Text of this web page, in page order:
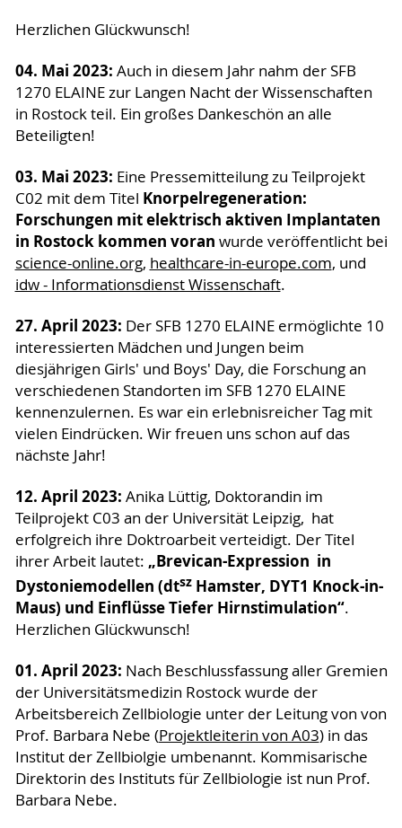
Herzlichen Glückwunsch!
04. Mai 2023: Auch in diesem Jahr nahm der SFB
1270 ELAINE zur Langen Nacht der Wissenschaften
in Rostock teil. Ein großes Dankeschön an alle
Beteiligten!
03. Mai 2023: Eine Pressemitteilung zu Teilprojekt
C02 mit dem Titel Knorpelregeneration:
Forschungen mit elektrisch aktiven Implantaten
in Rostock kommen voran wurde veröffentlicht bei
science-online.org, healthcare-in-europe.com, und
idw - Informationsdienst Wissenschaft.
27. April 2023: Der SFB 1270 ELAINE ermöglichte 10
interessierten Mädchen und Jungen beim
diesjährigen Girls' und Boys' Day, die Forschung an
verschiedenen Standorten im SFB 1270 ELAINE
kennenzulernen. Es war ein erlebnisreicher Tag mit
vielen Eindrücken. Wir freuen uns schon auf das
nächste Jahr!
12. April 2023: Anika Lüttig, Doktorandin im
Teilprojekt C03 an der Universität Leipzig, hat
erfolgreich ihre Doktroarbeit verteidigt. Der Titel
ihrer Arbeit lautet: „Brevican-Expression in
Dystoniemodellen (dtszHamster, DYT1 Knock-in-
Maus) und Einflüsse Tiefer Hirnstimulation“.
Herzlichen Glückwunsch!
01. April 2023: Nach Beschlussfassung aller Gremien
der Universitätsmedizin Rostock wurde der
Arbeitsbereich Zellbiologie unter der Leitung von von
Prof. Barbara Nebe (Projektleiterin von A03) in das
Institut der Zellbiolgie umbenannt. Kommisarische
Direktorin des Instituts für Zellbiologie ist nun Prof.
Barbara Nebe.